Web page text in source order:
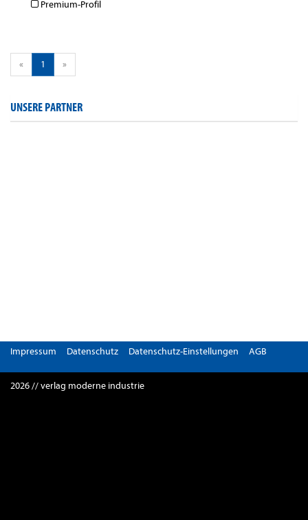
Premium-Profil
« 1 »
UNSERE PARTNER
Impressum Datenschutz Datenschutz-Einstellungen AGB
2026 // verlag moderne industrie